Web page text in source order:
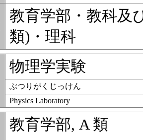
教育学部・教科及
類)・理科
物理学実験
ぶつりがくじっけん
Physics Laboratory
教育学部, A 類